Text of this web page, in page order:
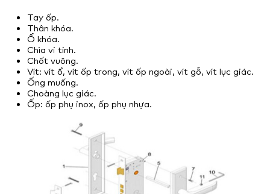
Tay ốp.
Thân khóa.
Ổ khóa.
Chìa vi tính.
Chốt vuông.
Vít: vít ổ, vít ốp trong, vít ốp ngoài, vít gỗ, vít lục giác.
Ống muống.
Choàng lục giác.
Ốp: ốp phụ inox, ốp phụ nhựa.